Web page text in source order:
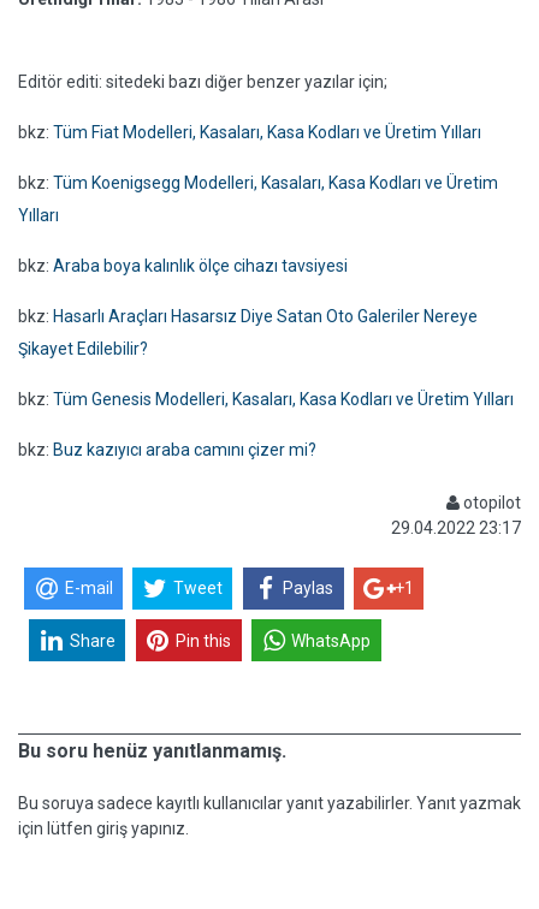
Editör editi: sitedeki bazı diğer benzer yazılar için;
bkz: Tüm Fiat Modelleri, Kasaları, Kasa Kodları ve Üretim Yılları
bkz: Tüm Koenigsegg Modelleri, Kasaları, Kasa Kodları ve Üretim
Yılları
bkz: Araba boya kalınlık ölçe cihazı tavsiyesi
bkz: Hasarlı Araçları Hasarsız Diye Satan Oto Galeriler Nereye
Şikayet Edilebilir?
bkz: Tüm Genesis Modelleri, Kasaları, Kasa Kodları ve Üretim Yılları
bkz: Buz kazıyıcı araba camını çizer mi?
otopilot
29.04.2022 23:17
E-mail Tweet Paylas +1
Share Pin this WhatsApp
Bu soru henüz yanıtlanmamış.
Bu soruya sadece kayıtlı kullanıcılar yanıt yazabilirler. Yanıt yazmak
için lütfen giriş yapınız.